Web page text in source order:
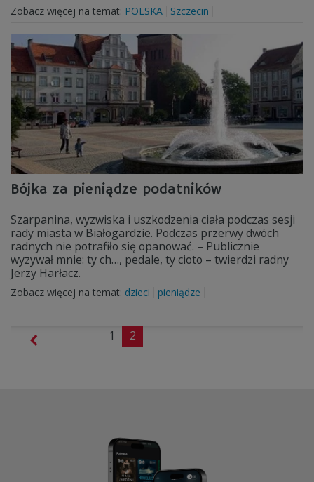
Zobacz więcej na temat: POLSKA Szczecin
Bójka za pieniądze podatników
Szarpanina, wyzwiska i uszkodzenia ciała podczas sesji
rady miasta w Białogardzie. Podczas przerwy dwóch
radnych nie potrafiło się opanować. – Publicznie
wyzywał mnie: ty ch…, pedale, ty cioto – twierdzi radny
Jerzy Harłacz.
Zobacz więcej na temat: dzieci pieniądze
1 2